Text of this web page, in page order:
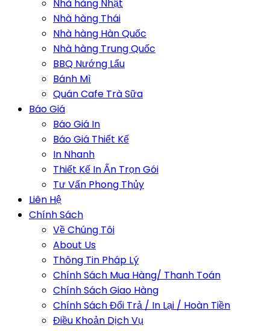
Nhà hàng Nhật
Nhà hàng Thái
Nhà hàng Hàn Quốc
Nhà hàng Trung Quốc
BBQ Nướng Lẩu
Bánh Mì
Quán Cafe Trà Sữa
Báo Giá
Báo Giá In
Báo Giá Thiết Kế
In Nhanh
Thiết Kế In Ấn Trọn Gói
Tư Vấn Phong Thủy
Liên Hệ
Chính Sách
Về Chúng Tôi
About Us
Thông Tin Pháp Lý
Chính Sách Mua Hàng/ Thanh Toán
Chính Sách Giao Hàng
Chính Sách Đổi Trả / In Lại / Hoàn Tiền
Điều Khoản Dịch Vụ